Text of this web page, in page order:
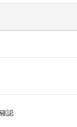
認